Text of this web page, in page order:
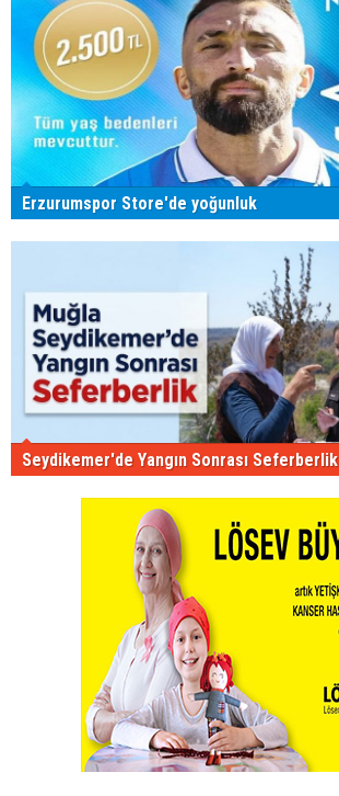
Erzurumspor Store'de yoğunluk
Seydikemer'de Yangın Sonrası Seferberlik